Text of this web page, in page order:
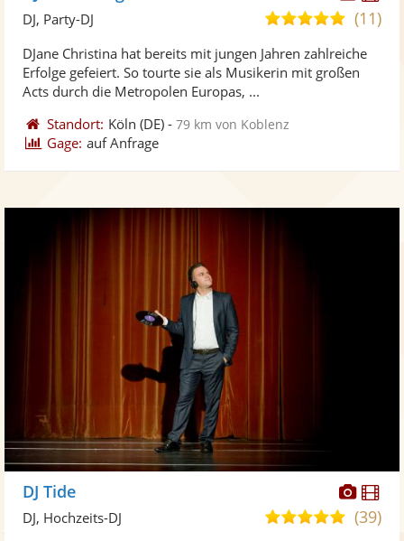
Fotos
4,9
5
(11)
DJ, Party-DJ
DJane Christina hat bereits mit jungen Jahren zahlreiche
Erfolge gefeiert. So tourte sie als Musikerin mit großen
Acts durch die Metropolen Europas, ...
Standort: Köln (DE) -79 km von Koblenz
Gage: auf Anfrage
DJ Tide
5,0(39)
DJ, Hochzeits-DJ